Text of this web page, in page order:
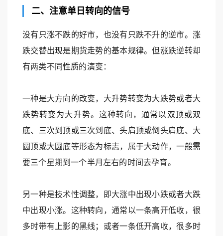
二、注意单日转向的信号
没有只涨不跌的好市，也没有只跌不升的逆市。涨
跌交替出现是期货走势的基本规律。但涨跌逆转却
有两类不同性质的演变：
一种是大方向的改变，大升势转变为大跌势或者大
跌势转变为大升势。这种转向，通常以双顶或双
底、三次到顶或三次到底、头肩顶或倒头肩底、大
圆顶或大圆底等形态为标志，属于大动作，一般需
要三个星期到一个半月左右的时间去孕育。
另一种是技术性调整，即大涨中出现小跌或者大跌
中出现小涨。这种转向，通常以一条高开低收，很
多时带有上影的黑线；或者一条低开高收，很多时